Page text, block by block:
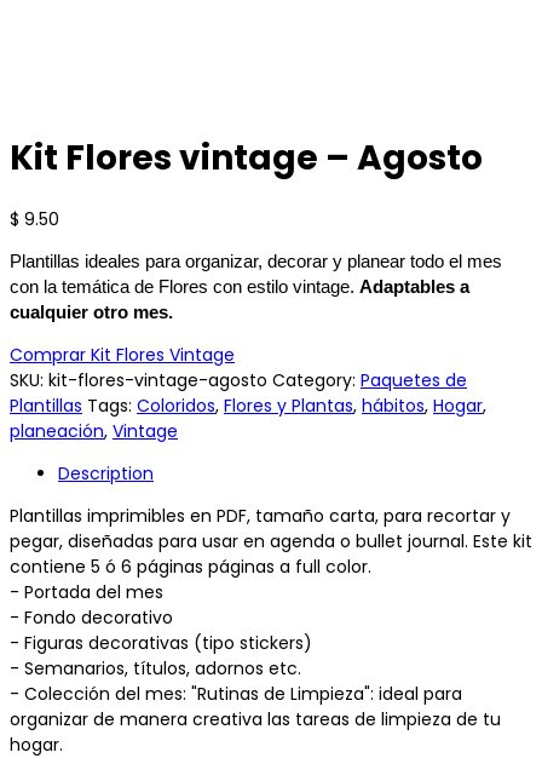
Kit Flores vintage – Agosto
$ 9.50
Plantillas ideales para organizar, decorar y planear todo el mes
con la temática de Flores con estilo vintage. Adaptables a
cualquier otro mes.
Comprar Kit Flores Vintage
SKU: kit-flores-vintage-agosto Category: Paquetes de
Plantillas Tags: Coloridos, Flores y Plantas, hábitos, Hogar,
planeación, Vintage
Description
Plantillas imprimibles en PDF, tamaño carta, para recortar y
pegar, diseñadas para usar en agenda o bullet journal. Este kit
contiene 5 ó 6 páginas páginas a full color.
- Portada del mes
- Fondo decorativo
- Figuras decorativas (tipo stickers)
- Semanarios, títulos, adornos etc.
- Colección del mes: "Rutinas de Limpieza": ideal para
organizar de manera creativa las tareas de limpieza de tu
hogar.